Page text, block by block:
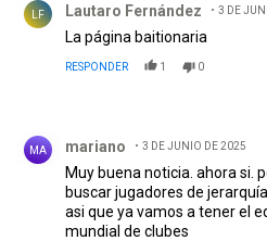
LF Lautaro Fernández 3 DE
La página baitionaria
RESPONDER 1 0
MA mariano 3 DE JUNIO DE 2025
Muy buena noticia. ahora si.
buscar jugadores de
asi que ya vamos a tener el
mundial de clubes